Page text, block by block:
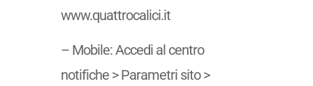
www.quattrocalici.it
– Mobile: Accedi al centro
notifiche > Parametri sito >